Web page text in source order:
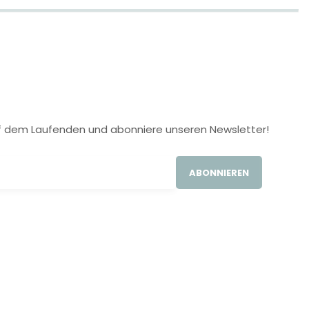
dem Laufenden und abonniere unseren Newsletter!
ABONNIEREN